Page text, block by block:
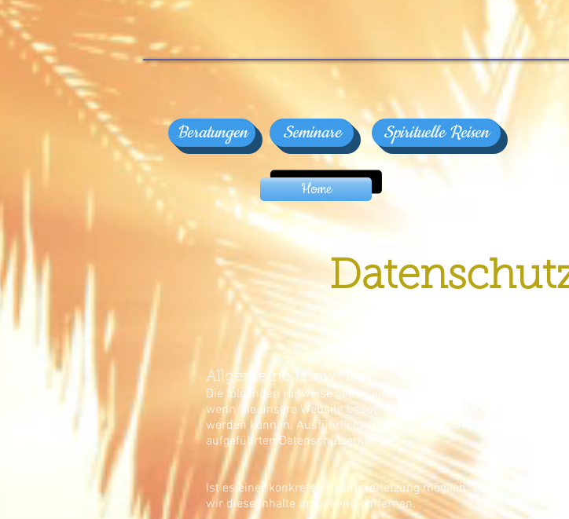
Beratungen Seminare Spirituelle Reisen
Home
Allgemeine Hinweise
Die folgenden Hinweise geben einen einfachen Überblick darüber,
wenn Sie unsere Website besuchen. Personenbezogene Daten
werden können. Ausführliche Informationen zum Thema
aufgeführten Datenschutzerklärung.
Ist es einer konkreten Rechtsverletzung möglich. Bei bekannt
wir diese Inhalte umgehend entfernen.